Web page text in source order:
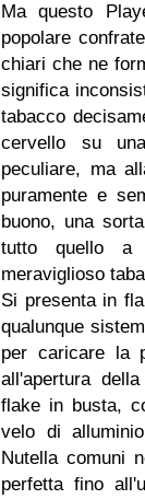
Ma questo
popolare
chiari che ne
significa
tabacco
cervello su
peculiare, ma
puramente e
buono, una
tutto quello a
meraviglioso
Si presenta in
qualunque
per caricare la
all'apertura
flake in busta,
velo di
Nutella comuni
perfetta fino